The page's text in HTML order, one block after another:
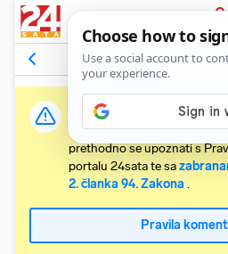
Komentari
Važna obavijest:
Svaki korisnik koji želi
prethodno se upoznati s
portalu 24sata te sa
2. članka 94. Zakona .
Pravila